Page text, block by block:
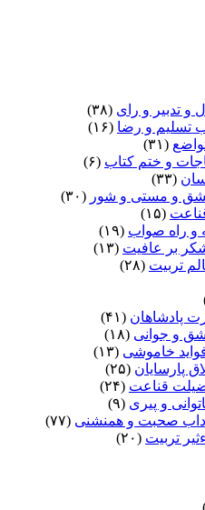
و تدبیر و رای (۳۸)
تسلیم و رضا (۱۶)
(۳۱)
و ختم کتاب (۶)
(۳۳)
و مستی و شور (۳۰)
(۱۵)
و راه صواب (۱۹)
بر عافیت (۱۳)
تربیت (۲۸)
پادشاهان (۴۱)
و جوانى (۱۸)
خاموشى (۱۳)
پارسایان (۲۵)
قناعت (۲۴)
و پیرى (۹)
صحبت و همنشنى (۷۷)
تربیت (۲۰)